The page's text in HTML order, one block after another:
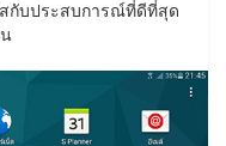
กับประสบการณ์ที่ดีที่สุด